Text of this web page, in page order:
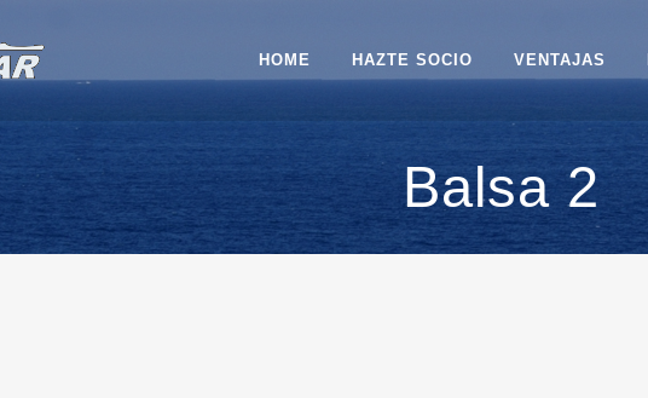
HOME HAZTE SOCIO VENTAJAS
Balsa 2